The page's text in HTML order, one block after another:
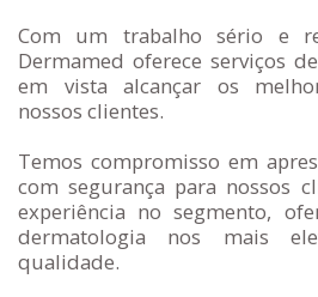
Com um trabalho sério e
Dermamed oferece serviços
em vista alcançar os
nossos clientes.
Temos compromisso em
com segurança para nossos
experiência no segmento,
dermatologia nos mais
qualidade.